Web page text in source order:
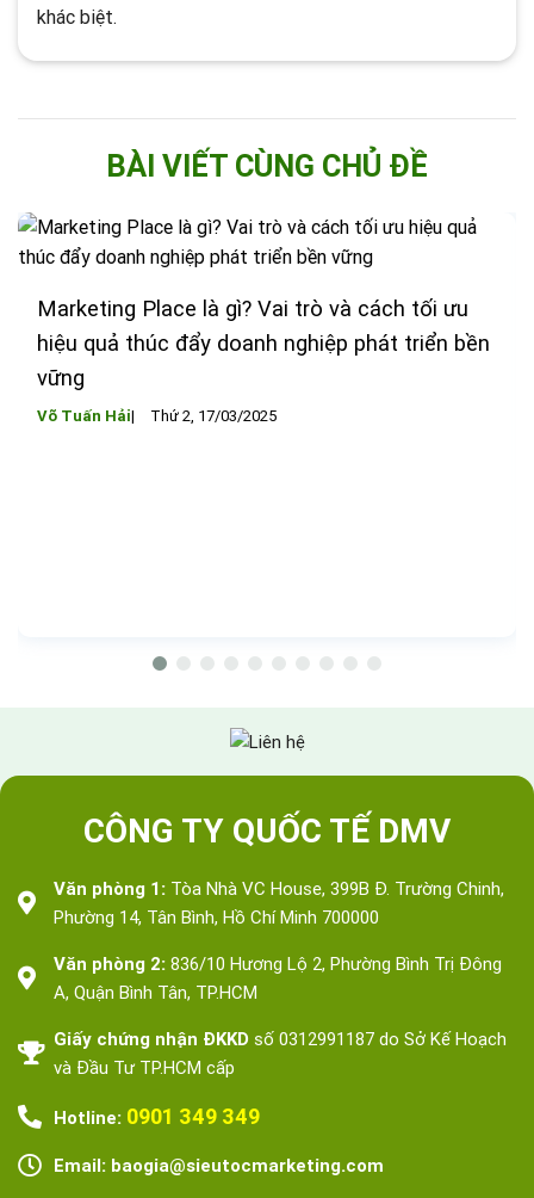
khác biệt​.
BÀI VIẾT CÙNG CHỦ ĐỀ
Marketing Place là gì? Vai trò và cách tối ưu
hiệu quả thúc đẩy doanh nghiệp phát triển bền
vững
Võ Tuấn Hải Thứ 2, 17/03/2025
CÔNG TY QUỐC TẾ DMV
Văn phòng 1: Tòa Nhà VC House, 399B Đ. Trường Chinh,
Phường 14, Tân Bình, Hồ Chí Minh 700000
Văn phòng 2: 836/10 Hương Lộ 2, Phường Bình Trị Đông
A, Quận Bình Tân, TP.HCM
Giấy chứng nhận ĐKKD số 0312991187 do Sở Kế Hoạch
và Đầu Tư TP.HCM cấp
Hotline: 0901 349 349
Email: baogia@sieutocmarketing.com